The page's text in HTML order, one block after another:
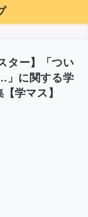
ター】「つい
」に関する学
学マス】